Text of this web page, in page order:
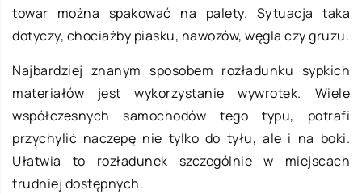
towar można spakować na palety. Sytuacja taka
dotyczy, chociażby piasku, nawozów, węgla czy gruzu.
Najbardziej znanym sposobem rozładunku sypkich
materiałów jest wykorzystanie wywrotek. Wiele
współczesnych samochodów tego typu, potrafi
przychylić naczepę nie tylko do tyłu, ale i na boki.
Ułatwia to rozładunek szczególnie w miejscach
trudniej dostępnych.